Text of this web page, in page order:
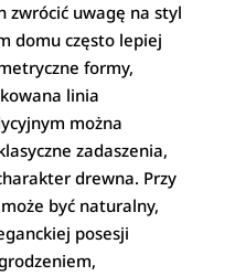
zwrócić uwagę na styl
domu często lepiej
formy,
linia
można
zadaszenia,
drewna. Przy
być naturalny,
posesji